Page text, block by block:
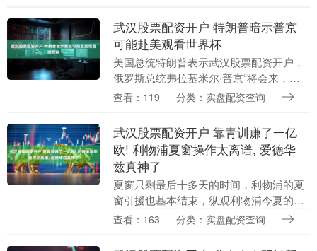
处暑后，....
武汉股票配资开户 特朗普暗示普京
可能赴美观看世界杯
美国总统特朗普表示武汉股票配资开户，
俄罗斯总统弗拉基米尔·普京“将会来，视
情况而定”。 特朗普说，普京可能会来，
间国际游客....
查看：119 分类：实盘配资查询
武汉股票配资开户 靠青训赚了一亿
欧! 利物浦夏窗操作太离谱, 爱德华
兹真神了
夏窗只剩最后十多天的时间，利物浦的夏
窗引援也基本结束，纵观利物浦今夏的引
援操作，那可算是轰轰烈烈。卖了药厂双
让主力阵容得到了....
查看：163 分类：实盘配资查询